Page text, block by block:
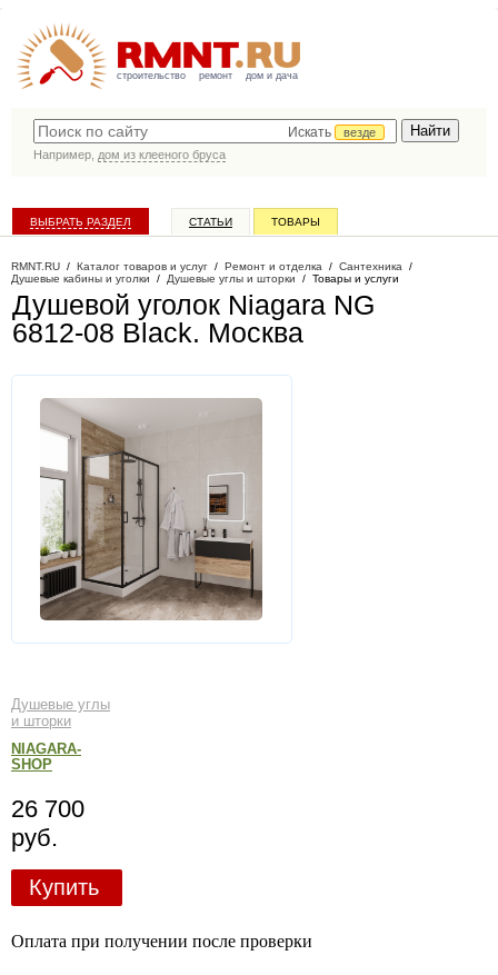
строительство ремонт дом и дача
Искать
везде
Например, дом из клееного бруса
ВЫБРАТЬ РАЗДЕЛ СТАТЬИ ТОВАРЫ
RMNT.RU / Каталог товаров и услуг / Ремонт и отделка / Сантехника /
Душевые кабины и уголки / Душевые углы и шторки / Товары и услуги
Душевой уголок Niagara NG
6812-08 Black. Москва
Душевые углы
и шторки
NIAGARA-
SHOP
26 700
руб.
Купить
Оплата при получении после проверки